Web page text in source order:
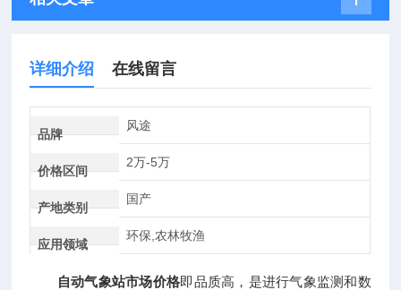
详细介绍 在线留言
品牌
风途
价格区间
2万-5万
产地类别
国产
应用领域
环保,农林牧渔
自动气象站市场价格即品质高，是进行气象监测和数